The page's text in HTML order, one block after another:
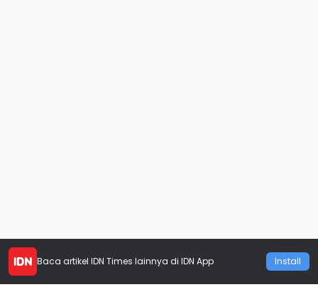
Baca artikel IDN Times lainnya di IDN App Install